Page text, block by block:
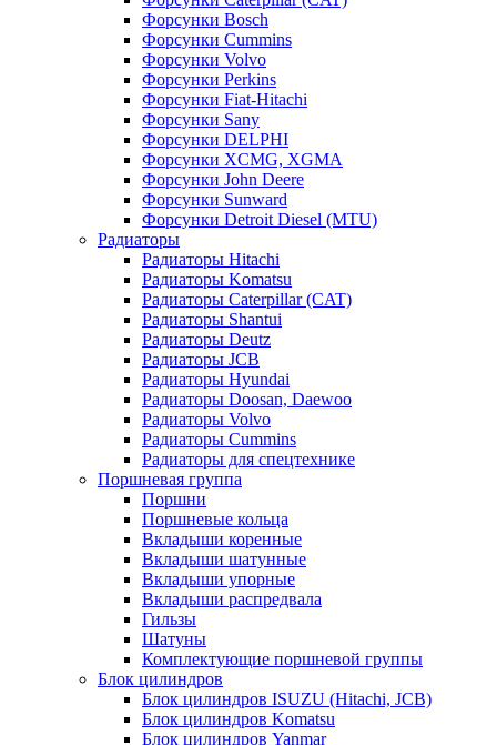
Форсунки Bosch
Форсунки Cummins
Форсунки Volvo
Форсунки Perkins
Форсунки Fiat-Hitachi
Форсунки Sany
Форсунки DELPHI
Форсунки XCMG, XGMA
Форсунки John Deere
Форсунки Sunward
Форсунки Detroit Diesel (MTU)
Радиаторы
Радиаторы Hitachi
Радиаторы Komatsu
Радиаторы Caterpillar (CAT)
Радиаторы Shantui
Радиаторы Deutz
Радиаторы JCB
Радиаторы Hyundai
Радиаторы Doosan, Daewoo
Радиаторы Volvo
Радиаторы Cummins
Радиаторы для спецтехнике
Поршневая группа
Поршни
Поршневые кольца
Вкладыши коренные
Вкладыши шатунные
Вкладыши упорные
Вкладыши распредвала
Гильзы
Шатуны
Комплектующие поршневой группы
Блок цилиндров
Блок цилиндров ISUZU (Hitachi, JCB)
Блок цилиндров Komatsu
Блок цилиндров Yanmar